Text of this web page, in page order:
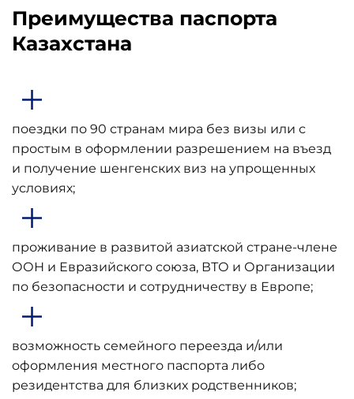
Преимущества паспорта
Казахстана
поездки по 90 странам мира без визы или с
простым в оформлении разрешением на въезд
и получение шенгенских виз на упрощенных
условиях;
проживание в развитой азиатской стране-члене
ООН и Евразийского союза, ВТО и Организации
по безопасности и сотрудничеству в Европе;
возможность семейного переезда и/или
оформления местного паспорта либо
резидентства для близких родственников;